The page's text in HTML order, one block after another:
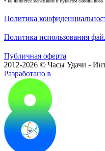
Политика
Политика использования
Публичная оферта
2012-2026 © Часы Удачи -
Разработано в